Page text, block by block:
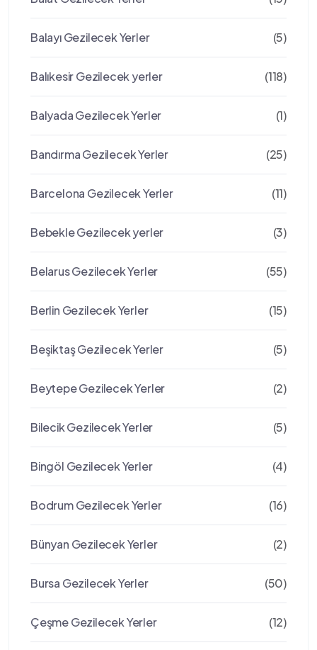
Balayı Gezilecek Yerler (5)
Balıkesir Gezilecek yerler (118)
Balyada Gezilecek Yerler (1)
Bandırma Gezilecek Yerler (25)
Barcelona Gezilecek Yerler (11)
Bebekle Gezilecek yerler (3)
Belarus Gezilecek Yerler (55)
Berlin Gezilecek Yerler (15)
Beşiktaş Gezilecek Yerler (5)
Beytepe Gezilecek Yerler (2)
Bilecik Gezilecek Yerler (5)
Bingöl Gezilecek Yerler (4)
Bodrum Gezilecek Yerler (16)
Bünyan Gezilecek Yerler (2)
Bursa Gezilecek Yerler (50)
Çeşme Gezilecek Yerler (12)